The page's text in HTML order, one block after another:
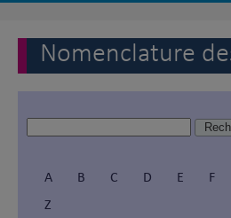
Nomenclature
A B C D E F
Z